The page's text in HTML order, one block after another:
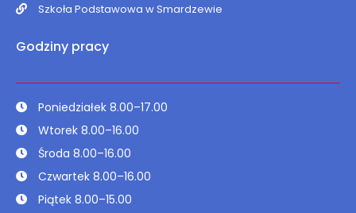
Szkoła Podstawowa w Smardzewie
Godziny pracy
Poniedziałek 8.00–17.00
Wtorek 8.00–16.00
Środa 8.00–16.00
Czwartek 8.00–16.00
Piątek 8.00–15.00